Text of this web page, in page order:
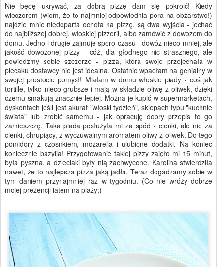
Nie będę ukrywać, za dobrą pizzę dam się pokroić! Kiedy
wieczorem (wiem, że to najmniej odpowiednia pora na obżarstwo!)
najdzie mnie niedoparta ochota na pizzę, są dwa wyjścia - jechać
do najbliższej dobrej, włoskiej pizzerii, albo zamówić z dowozem do
domu. Jedno i drugie zajmuje sporo czasu - dowóz nieco mniej, ale
jakość dowożonej pizzy - cóż, dla głodnego nic strasznego, ale
powiedzmy sobie szczerze - pizza, która swoje przejechała w
plecaku dostawcy nie jest idealna. Ostatnio wpadłam na genialny w
swojej prostocie pomysł! Miałam w domu włoskie piady - coś jak
tortille, tylko nieco grubsze i mają w składzie oliwę z oliwek, dzięki
czemu smakują znacznie lepiej. Można je kupić w supermarketach,
dyskontach jeśli jest akurat "włoski tydzień", sklepach typu "kuchnie
świata" lub zrobić samemu - jak opracuję dobry przepis to go
zamieszczę. Taka piada posłużyła mi za spód - cienki, ale nie za
cienki, chrupiący, z wyczuwalnym aromatem oliwy z oliwek. Do tego
pomidory z czosnkiem, mozarella i ulubione dodatki. Na koniec
koniecznie bazylia! Przygotowanie takiej pizzy zajęło mi 15 minut,
była pyszna, a dzieciaki były nią zachwycone. Karolina stwierdziła
nawet, że to najlepsza pizza jaką jadła. Teraz dogadzamy sobie w
tym daniem przynajmniej raz w tygodniu. (Co nie wróży dobrze
mojej prezencji latem na plaży;)